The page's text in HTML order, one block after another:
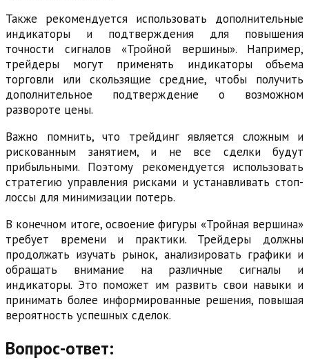
Также рекомендуется использовать дополнительные
индикаторы и подтверждения для повышения
точности сигналов «Тройной вершины». Например,
трейдеры могут применять индикаторы объема
торговли или скользящие средние, чтобы получить
дополнительное подтверждение о возможном
развороте цены.
Важно помнить, что трейдинг является сложным и
рискованным занятием, и не все сделки будут
прибыльными. Поэтому рекомендуется использовать
стратегию управления рисками и устанавливать стоп-
лоссы для минимизации потерь.
В конечном итоге, освоение фигуры «Тройная вершина»
требует времени и практики. Трейдеры должны
продолжать изучать рынок, анализировать графики и
обращать внимание на различные сигналы и
индикаторы. Это поможет им развить свои навыки и
принимать более информированные решения, повышая
вероятность успешных сделок.
Вопрос-ответ: